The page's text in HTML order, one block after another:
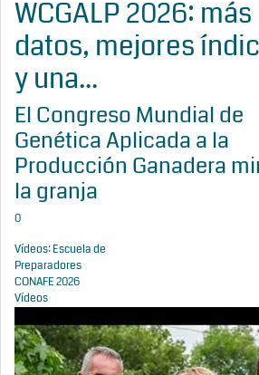
WCGALP 2026: más
datos, mejores
y una...
El Congreso Mundial de
Genética Aplicada a la
Producción Ganadera
la granja
0
Vídeos: Escuela de
Preparadores
CONAFE 2026
Vídeos